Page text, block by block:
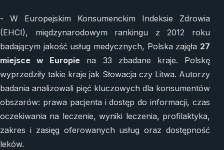
- W Europejskim Konsumenckim Indeksie Zdrowia
(EHCI), międzynarodowym rankingu z 2012 roku
badającym jakość usług medycznych, Polska zajęła 27
miejsce w Europie na 33 zbadane kraje. Polskę
wyprzedziły takie kraje jak Słowacja czy Litwa. Autorzy
badania analizowali pięć kluczowych dla konsumentów
obszarów: prawa pacjenta i dostęp do informacji, czas
oczekiwania na leczenie, wyniki leczenia, profilaktyka,
zakres i zasięg oferowanych usług oraz dostępność
leków.